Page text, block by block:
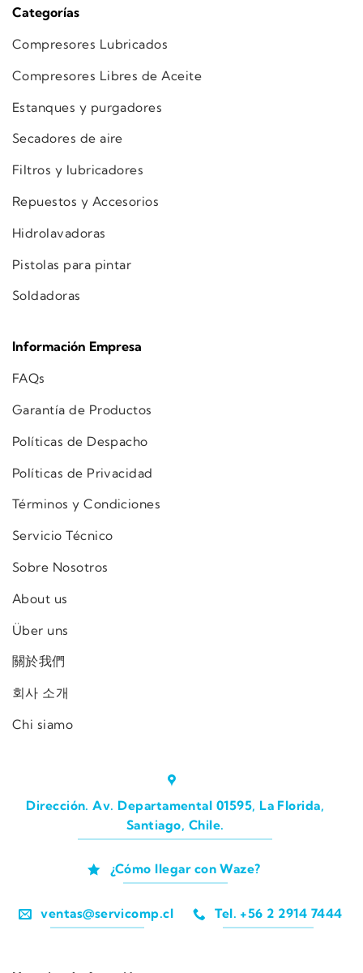
Categorías
Compresores Lubricados
Compresores Libres de Aceite
Estanques y purgadores
Secadores de aire
Filtros y lubricadores
Repuestos y Accesorios
Hidrolavadoras
Pistolas para pintar
Soldadoras
Información Empresa
FAQs
Garantía de Productos
Políticas de Despacho
Políticas de Privacidad
Términos y Condiciones
Servicio Técnico
Sobre Nosotros
About us
Über uns
關於我們
회사 소개
Chi siamo
Dirección. Av. Departamental 01595, La Florida,
Santiago, Chile.
¿Cómo llegar con Waze?
ventas@servicomp.cl Tel. +56 2 2914 7444